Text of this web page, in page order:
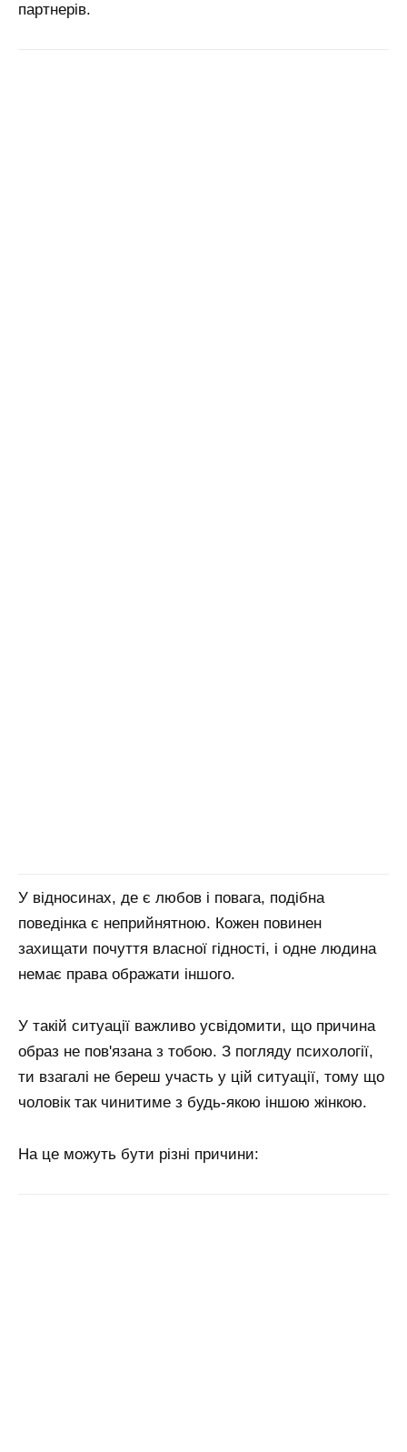
партнерів.
У відносинах, де є любов і повага, подібна
поведінка є неприйнятною. Кожен повинен
захищати почуття власної гідності, і одне людина
немає права ображати іншого.
У такій ситуації важливо усвідомити, що причина
образ не пов'язана з тобою. З погляду психології,
ти взагалі не береш участь у цій ситуації, тому що
чоловік так чинитиме з будь-якою іншою жінкою.
На це можуть бути різні причини: